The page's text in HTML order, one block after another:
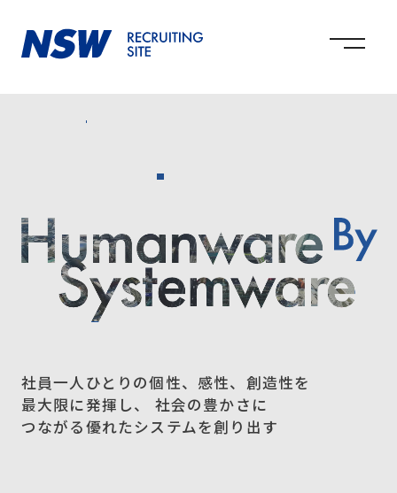
社員一人ひとりの個性、感性、創造性を
最大限に発揮し、 社会の豊かさに
つながる優れたシステムを創り出す